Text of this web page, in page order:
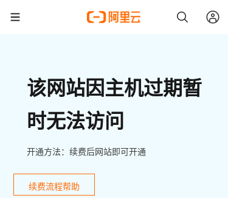
该网站因主机过期暂
时无法访问
开通方法：续费后网站即可开通
续费流程帮助